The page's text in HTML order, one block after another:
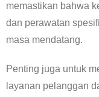
memastikan bahwa
dan perawatan
masa mendatang.
Penting juga untuk
layanan pelanggan